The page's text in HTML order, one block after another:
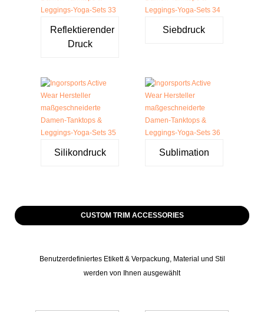
Reflektierender
Druck
Siebdruck
Silikondruck Sublimation
CUSTOM TRIM ACCESSORIES
Benutzerdefiniertes Etikett & Verpackung, Material und Stil
werden von Ihnen ausgewählt